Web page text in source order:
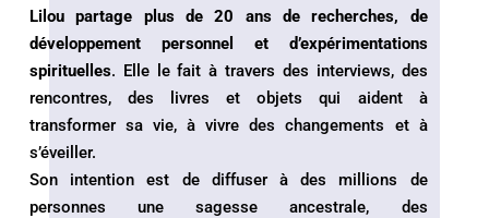
Lilou partage plus de 20 ans de recherches, de
développement personnel et d’expérimentations
spirituelles. Elle le fait à travers des interviews, des
rencontres, des livres et objets qui aident à
transformer sa vie, à vivre des changements et à
s’éveiller.
Son intention est de diffuser à des millions de
personnes une sagesse ancestrale, des